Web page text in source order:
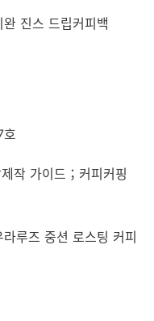
진스 드립커피백
호
작 가이드；커피커핑
루즈 중션 로스팅 커피